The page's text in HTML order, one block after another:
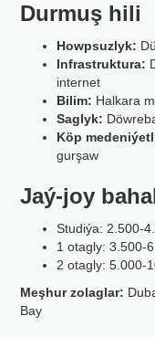
Durmuş hili
Howpsuzlyk:
Infrastruktura:
internet
Bilim: Halkara
Saglyk:
Köp
gurşaw
Jaý-joy
Studiýa: 2.500-
1 otagly: 3.500-
2 otagly: 5.000-
Meşhur zolaglar:
Bay